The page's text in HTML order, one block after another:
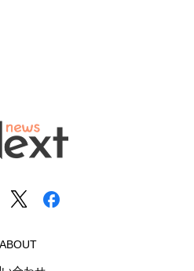
ABOUT